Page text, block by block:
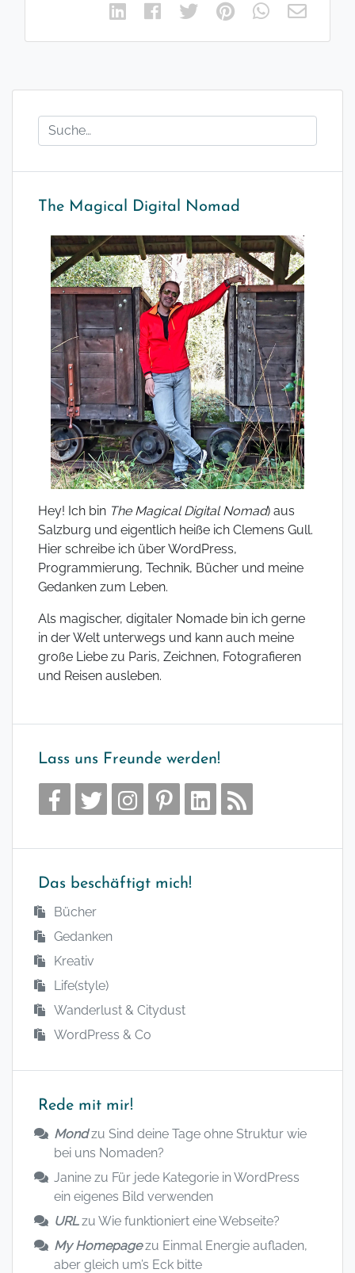
The Magical Digital Nomad
Hey! Ich bin The Magical Digital Nomad) aus
Salzburg und eigentlich heiße ich Clemens Gull.
Hier schreibe ich über WordPress,
Programmierung, Technik, Bücher und meine
Gedanken zum Leben.
Als magischer, digitaler Nomade bin ich gerne
in der Welt unterwegs und kann auch meine
große Liebe zu Paris, Zeichnen, Fotografieren
und Reisen ausleben.
Lass uns Freunde werden!
Das beschäftigt mich!
Bücher
Gedanken
Kreativ
Life(style)
Wanderlust & Citydust
WordPress & Co
Rede mit mir!
Mondzu Sind deine Tage ohne Struktur wie
bei uns Nomaden?
Janine zu Für jede Kategorie in WordPress
ein eigenes Bild verwenden
URLzu Wie funktioniert eine Webseite?
My Homepagezu Einmal Energie aufladen,
aber gleich um’s Eck bitte